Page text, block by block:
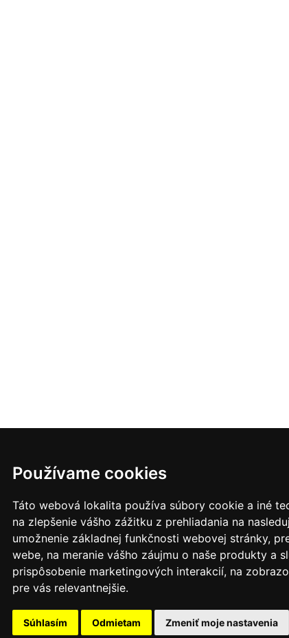
Používame cookies
Táto webová lokalita používa súbory cookie a iné
na zlepšenie vášho zážitku z prehliadania na
umožnenie základnej funkčnosti webovej stránky,
webe, na meranie vášho záujmu o naše produkty a
prispôsobenie marketingových interakcií, na
pre vás relevantnejšie.
Súhlasím Odmietam Zmeniť moje nastavenia